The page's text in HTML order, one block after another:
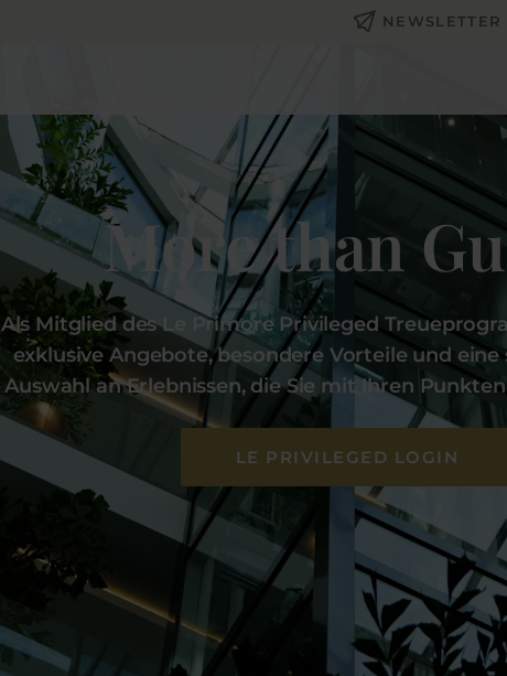
NEWSLETTER
More than
Als Mitglied des Le Primore Privileged
exklusive Angebote, besondere Vorteile und
Auswahl an Erlebnissen, die Sie mit Ihren
LE PRIVILEGED LOGIN